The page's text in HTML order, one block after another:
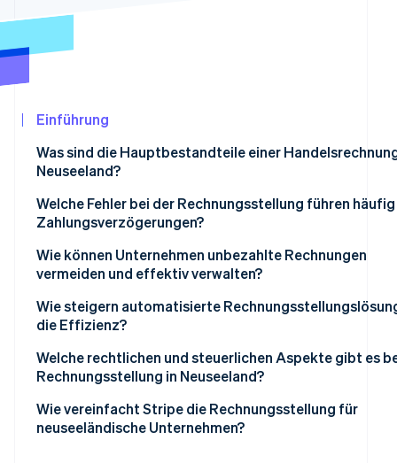
Atlas
Online-Identitätsprüfung
Stripe-Sessions 2026
Erfahren Sie, wie Stripe Lösungen für die
Einführung
Was sind die Hauptbestandteile einer
Neuseeland?
Welche Fehler bei der Rechnungsstellung führen
Zahlungsverzögerungen?
Verspätete Rechnungen
Vage Beschreibungen
Ohne Angabe von Zahlungsbedingungen oder
Verzugsgebühren
Schwieriger Zahlungsvorgang
Mangelnde Nachverfolgung bei Zahlungsverzug
Wie können Unternehmen unbezahlte Rechnungen
vermeiden und effektiv verwalten?
Kundinnen und Kunden überprüfen und feste
Zahlungsbedingungen festlegen
Zahlungsbedingungen schriftlich festhalten
Rechnungen zeitnah stellen und ausstehende
nachverfolgen
Wie steigern automatisierte
die Effizienz?
Zeitersparnis und einheitliche Abrechnung
Reduzierung menschlicher Fehler
Beschleunigt Zahlungen
Welche rechtlichen und steuerlichen Aspekte gibt es
Rechnungsstellung in Neuseeland?
Anforderungen an GST-Rechnungen
Wie vereinfacht Stripe die Rechnungsstellung für
neuseeländische Unternehmen?